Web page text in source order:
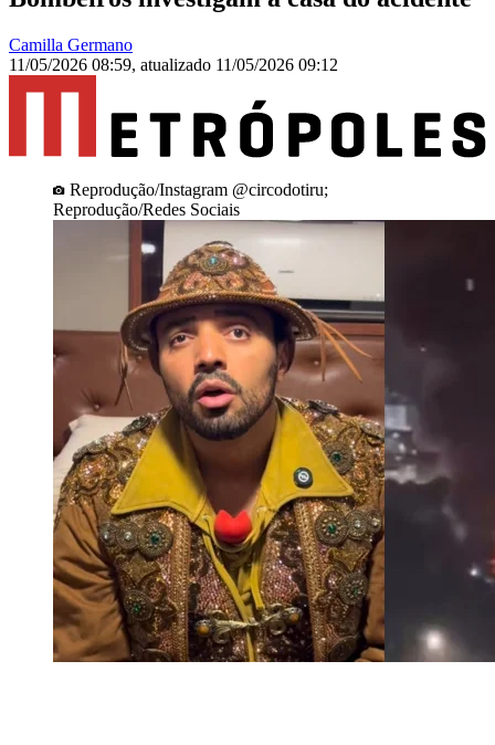
Camilla Germano
11/05/2026 08:59, atualizado 11/05/2026 09:12
Reprodução/Instagram @circodotiru;
Reprodução/Redes Sociais